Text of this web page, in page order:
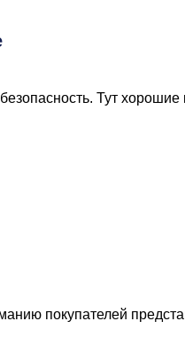
Тут хорошие
покупателей